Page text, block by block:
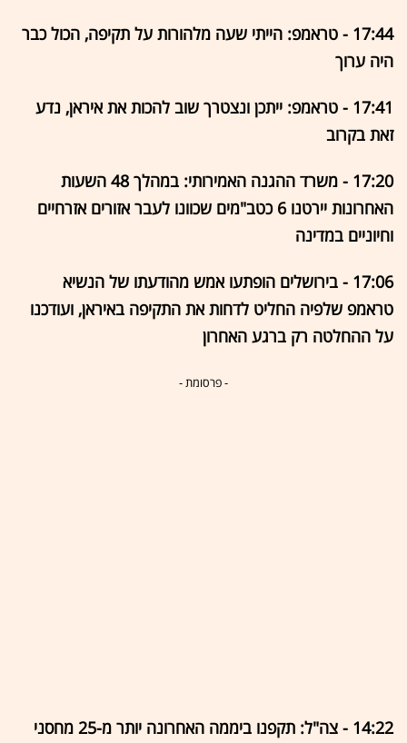
17:44 - טראמפ: הייתי שעה מלהורות על תקיפה, הכול כבר
היה ערוך
17:41 - טראמפ: ייתכן ונצטרך שוב להכות את איראן, נדע
זאת בקרוב
17:20 - משרד ההגנה האמירותי: במהלך 48 השעות
האחרונות יירטנו 6 כטב"מים שכוונו לעבר אזורים אזרחיים
וחיוניים במדינה
17:06 - בירושלים הופתעו אמש מהודעתו של הנשיא
טראמפ שלפיה החליט לדחות את התקיפה באיראן, ועודכנו
על ההחלטה רק ברגע האחרון
- פרסומת -
14:22 - צה"ל: תקפנו ביממה האחרונה יותר מ-25 מחסני